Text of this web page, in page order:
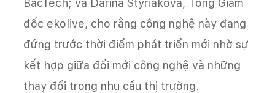
BacTech; và Darina Štyriaková, Tổng Giám
đốc ekolive, cho rằng công nghệ này đang
đứng trước thời điểm phát triển mới nhờ sự
kết hợp giữa đổi mới công nghệ và những
thay đổi trong nhu cầu thị trường.